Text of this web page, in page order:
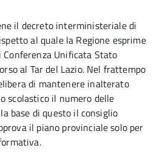
il decreto interministeriale di
al quale la Regione esprime
Unificata Stato
al Tar del Lazio. Nel frattempo
di mantenere inalterato
scolastico il numero delle
base di questo il consiglio
il piano provinciale solo per